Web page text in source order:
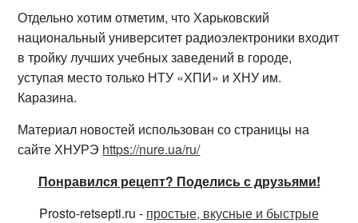
Отдельно хотим отметим, что Харьковский
национальный университет радиоэлектроники входит
в тройку лучших учебных заведений в городе,
уступая место только НТУ «ХПИ» и ХНУ им.
Каразина.
Материал новостей использован со страницы на
сайте ХНУРЭ https://nure.ua/ru/
Понравился рецепт? Поделись с друзьями!
Prosto-retsepti.ru - простые, вкусные и быстрые